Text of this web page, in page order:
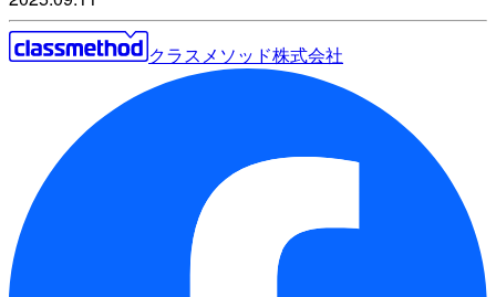
クラスメソッド株式会社